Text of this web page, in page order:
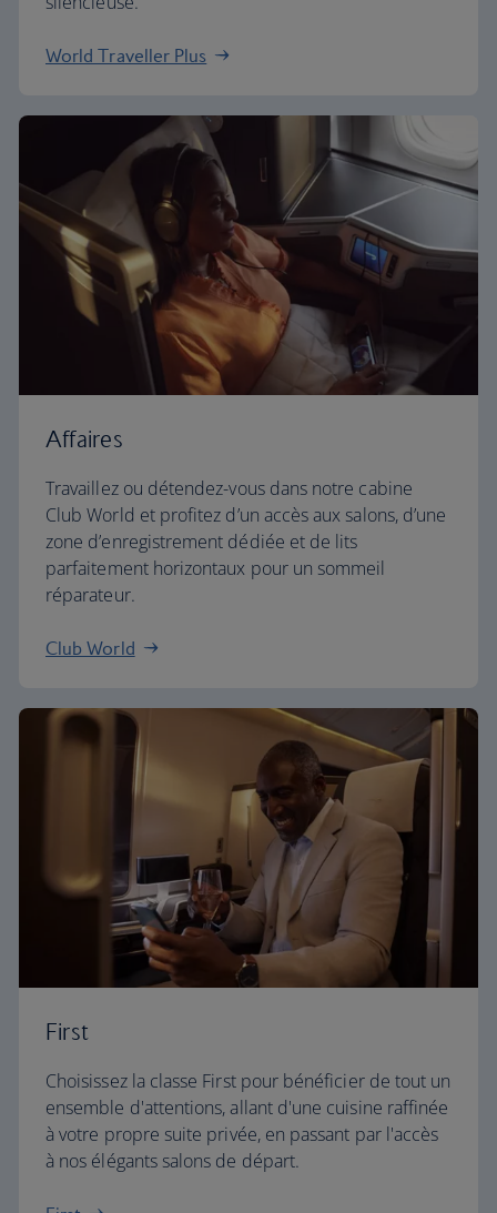
World Traveller Plus
Affaires
Travaillez ou détendez-vous dans notre cabine
Club World et profitez d’un accès aux salons, d’une
zone d’enregistrement dédiée et de lits
parfaitement horizontaux pour un sommeil
réparateur.
Club World
First
Choisissez la classe First pour bénéficier de tout un
ensemble d'attentions, allant d'une cuisine raffinée
à votre propre suite privée, en passant par l'accès
à nos élégants salons de départ.